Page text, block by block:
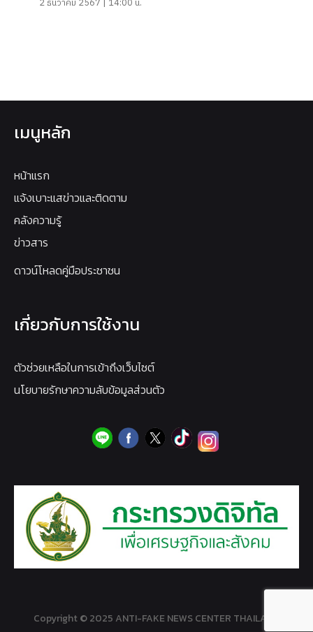
2 ธันวาคม 2567 | 14:00 น.
เมนูหลัก
หน้าแรก
แจ้งเบาะแสข่าวและติดตาม
คลังความรู้
ข่าวสาร
ดาวน์โหลดคู่มือประชาชน
เกี่ยวกับการใช้งาน
ตัวช่วยเหลือในการเข้าถึงเว็บไซต์
นโยบายรักษาความลับข้อมูลส่วนตัว
Copyright © 2025 ANTI-FAKE NEWS CENTER THAILAND